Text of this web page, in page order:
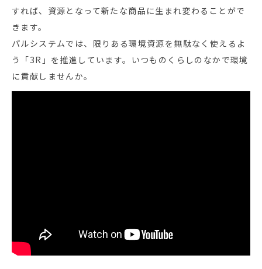
すれば、資源となって新たな商品に生まれ変わることがで
きます。
パルシステムでは、限りある環境資源を無駄なく使えるよ
う「3R」を推進しています。いつものくらしのなかで環境
に貢献しませんか。